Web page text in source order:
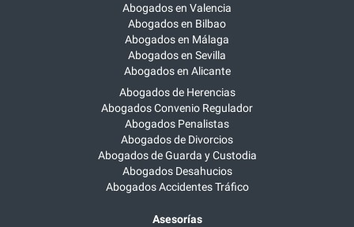
Abogados en Valencia
Abogados en Bilbao
Abogados en Málaga
Abogados en Sevilla
Abogados en Alicante
Abogados de Herencias
Abogados Convenio Regulador
Abogados Penalistas
Abogados de Divorcios
Abogados de Guarda y Custodia
Abogados Desahucios
Abogados Accidentes Tráfico
Asesorías